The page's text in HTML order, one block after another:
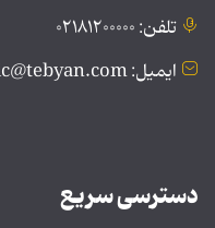
تلفن: ۰۲۱۸۱۲۰۰۰۰۰
ایمیل: public@tebyan.com
دسترسی سریع